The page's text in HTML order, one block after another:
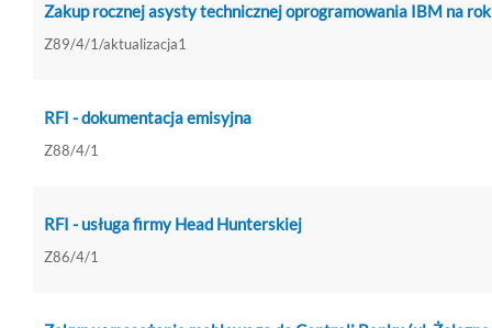
Zakup rocznej asysty technicznej oprogramowania IBM na
Z89/4/1/aktualizacja1
RFI - dokumentacja emisyjna
Z88/4/1
RFI - usługa firmy Head Hunterskiej
Z86/4/1